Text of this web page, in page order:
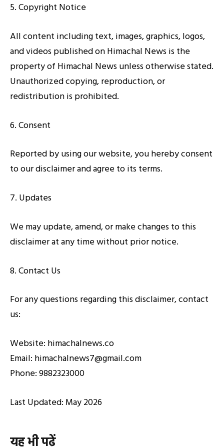
5. Copyright Notice
All content including text, images, graphics, logos,
and videos published on Himachal News is the
property of Himachal News unless otherwise stated.
Unauthorized copying, reproduction, or
redistribution is prohibited.
6. Consent
Reported by using our website, you hereby consent
to our disclaimer and agree to its terms.
7. Updates
We may update, amend, or make changes to this
disclaimer at any time without prior notice.
8. Contact Us
For any questions regarding this disclaimer, contact
us:
Website: himachalnews.co
Email: himachalnews7@gmail.com
Phone: 9882323000
Last Updated: May 2026
यह भी पढ़ें